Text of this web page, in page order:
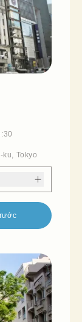
Tokyo